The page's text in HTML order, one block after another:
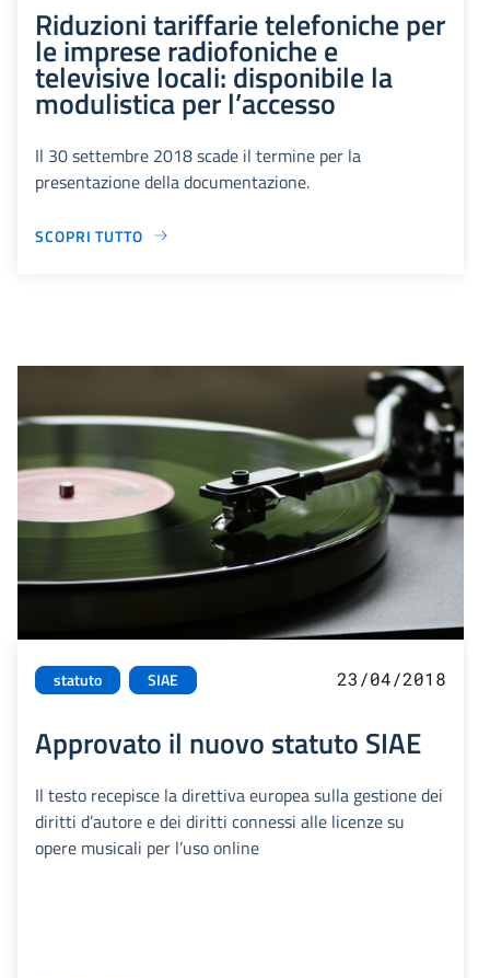
Riduzioni tariffarie telefoniche per
le imprese radiofoniche e
televisive locali: disponibile la
modulistica per l’accesso
Il 30 settembre 2018 scade il termine per la
presentazione della documentazione.
SCOPRI TUTTO
statuto SIAE 23/04/2018
Approvato il nuovo statuto SIAE
Il testo recepisce la direttiva europea sulla gestione dei
diritti d’autore e dei diritti connessi alle licenze su
opere musicali per l’uso online